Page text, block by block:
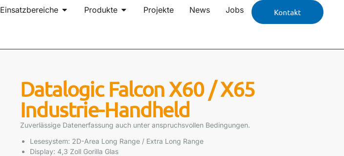
Einsatzbereiche Produkte Projekte News Jobs Kontakt
Datalogic Falcon X60 / X65
Industrie-Handheld
Zuverlässige Datenerfassung auch unter anspruchsvollen Bedingungen.
Lesesystem: 2D-Area Long Range / Extra Long Range
Display: 4,3 Zoll Gorilla Glas